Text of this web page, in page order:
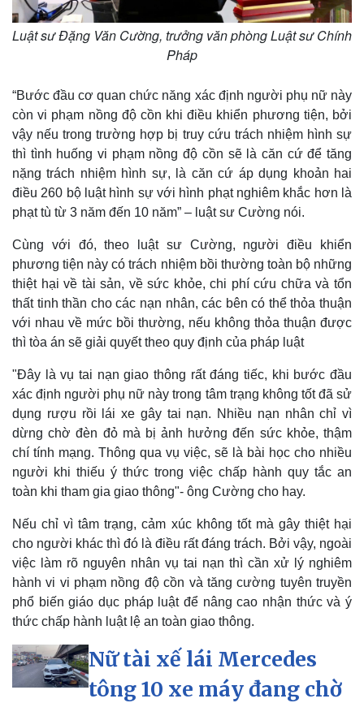
Tư vấn luật
Phân tích
Thể thao
Bóng đá
Lịch thi đấu bóng đá
eSports
Hậu trường
Ô tô - Xe máy
Ô tô
Xe máy
Luật sư Đặng Văn Cường, trưởng văn phòng Luật sư Chính
Pháp
“Bước đầu cơ quan chức năng xác định người phụ nữ này
còn vi phạm nồng độ cồn khi điều khiển phương tiện, bởi
vậy nếu trong trường hợp bị truy cứu trách nhiệm hình sự
thì tình huống vi phạm nồng độ cồn sẽ là căn cứ để tăng
nặng trách nhiệm hình sự, là căn cứ áp dụng khoản hai
điều 260 bộ luật hình sự với hình phạt nghiêm khắc hơn là
phạt tù từ 3 năm đến 10 năm” – luật sư Cường nói.
Cùng với đó, theo luật sư Cường, người điều khiển
phương tiện này có trách nhiệm bồi thường toàn bộ những
thiệt hại về tài sản, về sức khỏe, chi phí cứu chữa và tổn
thất tinh thần cho các nạn nhân, các bên có thể thỏa thuận
với nhau về mức bồi thường, nếu không thỏa thuận được
thì tòa án sẽ giải quyết theo quy định của pháp luật
"Đây là vụ tai nạn giao thông rất đáng tiếc, khi bước đầu
xác định người phụ nữ này trong tâm trạng không tốt đã sử
dụng rượu rồi lái xe gây tai nạn. Nhiều nạn nhân chỉ vì
dừng chờ đèn đỏ mà bị ảnh hưởng đến sức khỏe, thậm
chí tính mạng. Thông qua vụ việc, sẽ là bài học cho nhiều
người khi thiếu ý thức trong việc chấp hành quy tắc an
toàn khi tham gia giao thông"- ông Cường cho hay.
Nếu chỉ vì tâm trạng, cảm xúc không tốt mà gây thiệt hại
cho người khác thì đó là điều rất đáng trách. Bởi vậy, ngoài
việc làm rõ nguyên nhân vụ tai nạn thì cần xử lý nghiêm
hành vi vi phạm nồng độ cồn và tăng cường tuyên truyền
phổ biến giáo dục pháp luật để nâng cao nhận thức và ý
thức chấp hành luật lệ an toàn giao thông.
Nữ tài xế lái Mercedes
tông 10 xe máy đang chờ